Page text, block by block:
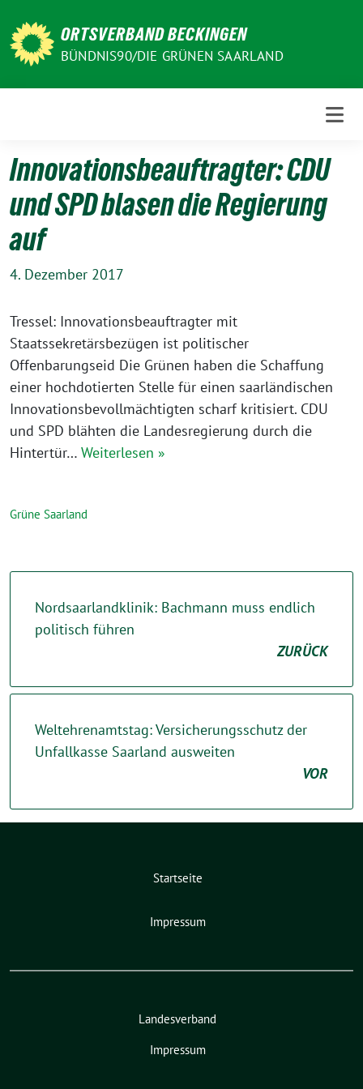
zum
Inhalt
ORTSVERBAND BECKINGEN
BÜNDNIS90/DIE GRÜNEN SAARLAND
Innovationsbeauftragter: CDU
und SPD blasen die Regierung
auf
4. Dezember 2017
Tressel: Innovationsbeauftragter mit
Staatssekretärsbezügen ist politischer
Offenbarungseid Die Grünen haben die Schaffung
einer hochdotierten Stelle für einen saarländischen
Innovationsbevollmächtigten scharf kritisiert. CDU
und SPD blähten die Landesregierung durch die
Hintertür… Weiterlesen »
Grüne Saarland
Nordsaarlandklinik: Bachmann muss endlich
politisch führen
ZURÜCK
Weltehrenamtstag: Versicherungsschutz der
Unfallkasse Saarland ausweiten
VOR
Startseite
Impressum
Landesverband
Impressum